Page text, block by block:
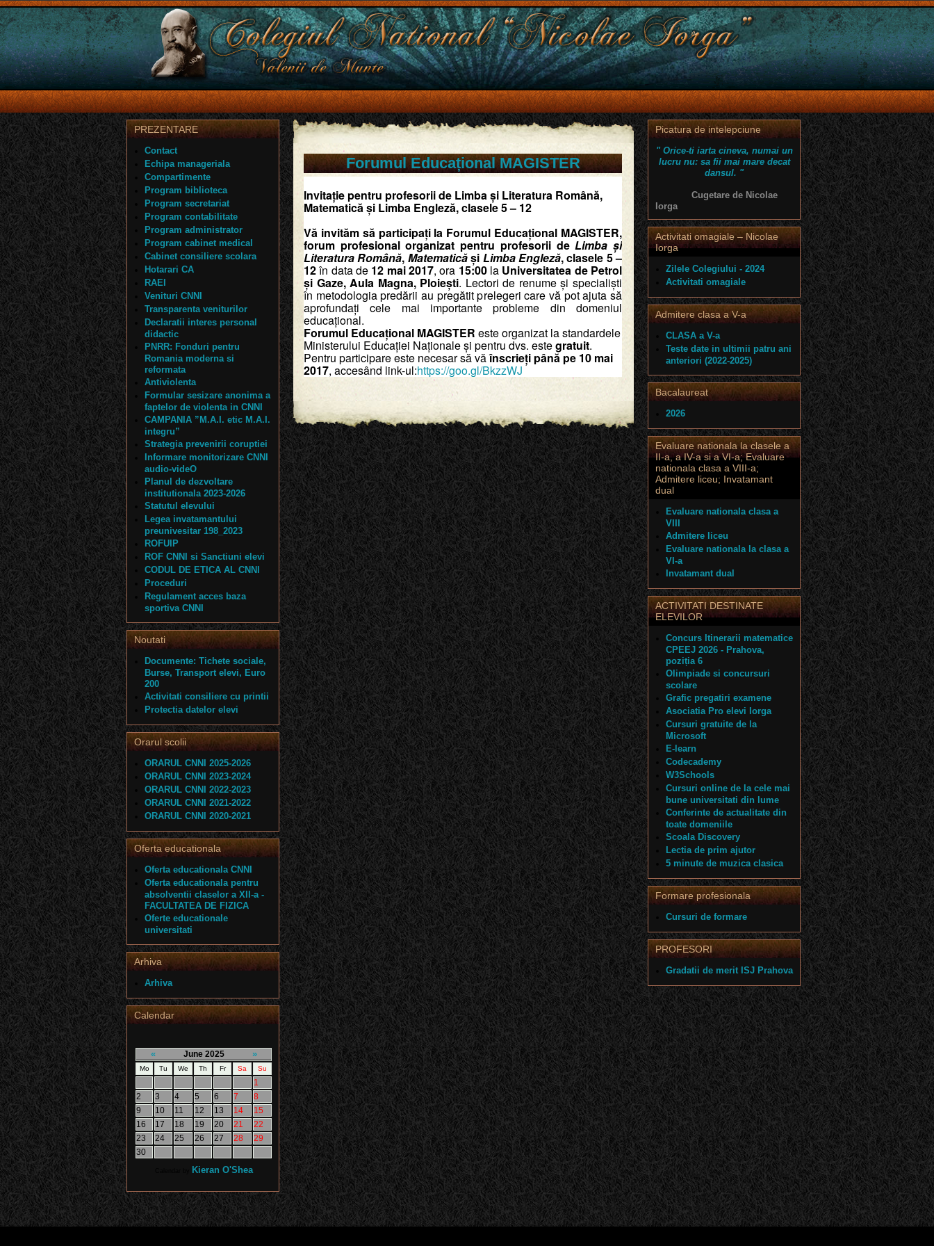
Forumul Educațional MAGISTER
Invitație pentru profesorii de Limba și Literatura Română,
Matematică și Limba Engleză, clasele 5 – 12
Vă invităm să participați la Forumul Educațional MAGISTER,
forum profesional organizat pentru profesorii de Limba și
Literatura Română, Matematicăși Limba Engleză, clasele 5 –
12în data de 12 mai 2017, ora 15:00 la Universitatea de Petrol
și Gaze, Aula Magna, Ploiești. Lectori de renume și specialiști
în metodologia predării au pregătit prelegeri care vă pot ajuta să
aprofundați cele mai importante probleme din domeniul
educațional.
Forumul Educațional MAGISTER este organizat la standardele
Ministerului Educației Naționale și pentru dvs. estegratuit.
Pentru participare este necesar să văînscrieți până pe 10 mai
2017, accesând link-ul:https://goo.gl/BkzzWJ
PREZENTARE
Contact
Echipa manageriala
Compartimente
Program biblioteca
Program secretariat
Program contabilitate
Program administrator
Program cabinet medical
Cabinet consiliere scolara
Hotarari CA
RAEI
Venituri CNNI
Transparenta veniturilor
Declaratii interes personal
didactic
PNRR: Fonduri pentru
Romania moderna si
reformata
Antiviolenta
Formular sesizare anonima a
faptelor de violenta in CNNI
CAMPANIA ”M.A.I. etic M.A.I.
integru”
Strategia prevenirii coruptiei
Informare monitorizare CNNI
audio-videO
Planul de dezvoltare
institutionala 2023-2026
Statutul elevului
Legea invatamantului
preunivesitar 198_2023
ROFUIP
ROF CNNI si Sanctiuni elevi
CODUL DE ETICA AL CNNI
Proceduri
Regulament acces baza
sportiva CNNI
Noutati
Documente: Tichete sociale,
Burse, Transport elevi, Euro
200
Activitati consiliere cu printii
Protectia datelor elevi
Orarul scolii
ORARUL CNNI 2025-2026
ORARUL CNNI 2023-2024
ORARUL CNNI 2022-2023
ORARUL CNNI 2021-2022
ORARUL CNNI 2020-2021
Oferta educationala
Oferta educationala CNNI
Oferta educationala pentru
absolventii claselor a XII-a -
FACULTATEA DE FIZICA
Oferte educationale
universitati
Arhiva
Arhiva
Calendar
« June 2025 »
Mo Tu We Th Fr Sa Su
1
2
3 4 5 6 7
8
9
10 11 12 13 14
15
16
17 18 19 20 21
22
23
24 25 26 27 28
29
30
Kieran O'Shea
Picatura de intelepciune
" Orice-ti iarta cineva, numai un
lucru nu: sa fii mai mare decat
dansul. "
Cugetare de Nicolae
Iorga
Activitati omagiale – Nicolae
Iorga
Zilele Colegiului - 2024
Activitati omagiale
Admitere clasa a V-a
CLASA a V-a
Teste date in ultimii patru ani
anteriori (2022-2025)
Bacalaureat
2026
Evaluare nationala la clasele a
II-a, a IV-a si a VI-a; Evaluare
nationala clasa a VIII-a;
Admitere liceu; Invatamant
dual
Evaluare nationala clasa a
VIII
Admitere liceu
Evaluare nationala la clasa a
VI-a
Invatamant dual
ACTIVITATI DESTINATE
ELEVILOR
Concurs Itinerarii matematice
CPEEJ 2026 - Prahova,
poziția 6
Olimpiade si concursuri
scolare
Grafic pregatiri examene
Asociatia Pro elevi Iorga
Cursuri gratuite de la
Microsoft
E-learn
Codecademy
W3Schools
Cursuri online de la cele mai
bune universitati din lume
Conferinte de actualitate din
toate domeniile
Scoala Discovery
Lectia de prim ajutor
5 minute de muzica clasica
Formare profesionala
Cursuri de formare
PROFESORI
Gradatii de merit ISJ Prahova